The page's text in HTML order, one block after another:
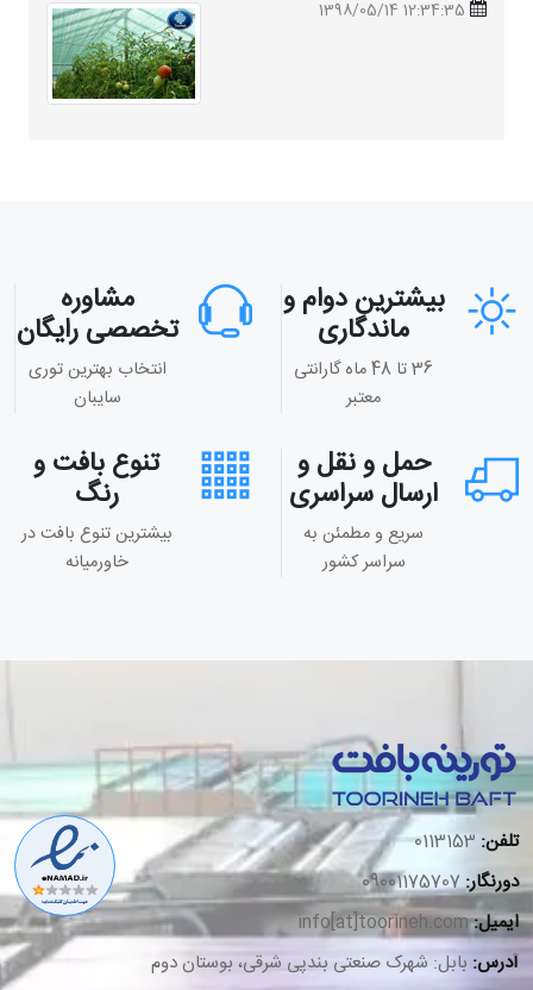
12:34:35 1398/05/14
بیشترین دوام و
ماندگاری
36 تا 48 ماه گارانتی
معتبر
مشاوره
تخصصی رایگان
انتخاب بهترین توری
سایبان
حمل و نقل و
ارسال سراسری
سریع و مطمئن به
سراسر کشور
تنوع بافت و
رنگ
بیشترین تنوع بافت در
خاورمیانه
تلفن: 0113153
دورنگار:09001175707
ایمیل:info[at]toorineh.com
آدرس: بابل: شهرک صنعتی بندپی شرقی، بوستان دوم